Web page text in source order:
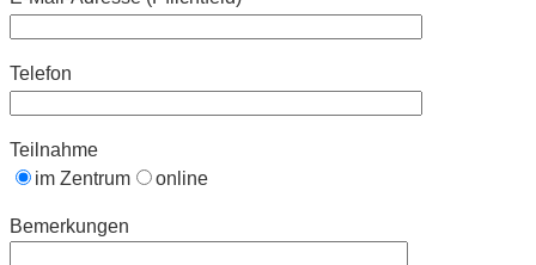
Telefon
Teilnahme
im Zentrum
online
Bemerkungen